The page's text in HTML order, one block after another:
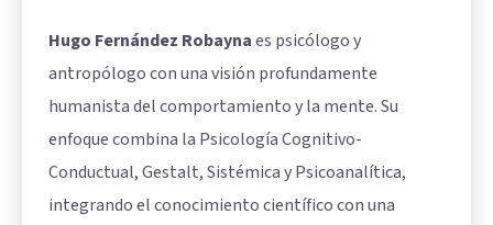
Hugo Fernández Robaynaes psicólogo y
antropólogo con una visión profundamente
humanista del comportamiento y la mente. Su
enfoque combina la Psicología Cognitivo-
Conductual, Gestalt, Sistémica y Psicoanalítica,
integrando el conocimiento científico con una